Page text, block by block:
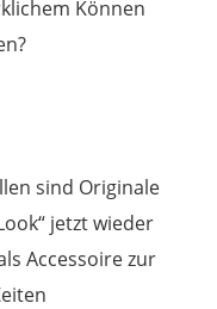
Können
sind Originale
jetzt wieder
Accessoire zur